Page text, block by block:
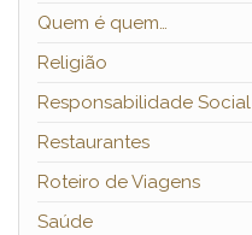
Quem é quem…
Religião
Responsabilidade Social
Restaurantes
Roteiro de Viagens
Saúde